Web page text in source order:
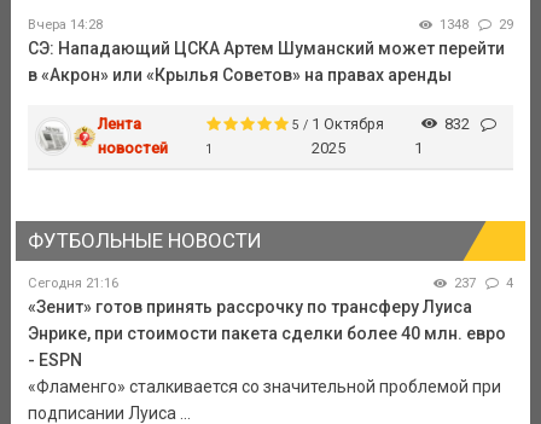
Вчера 14:28 1348 29
СЭ: Нападающий ЦСКА Артем Шуманский может перейти
в «Акрон» или «Крылья Советов» на правах аренды
Лента
новостей
5 /
1
1 Октября
2025
832
1
ФУТБОЛЬНЫЕ НОВОСТИ
Сегодня 21:16 237 4
«Зенит» готов принять рассрочку по трансферу Луиса
Энрике, при стоимости пакета сделки более 40 млн. евро
- ESPN
«Фламенго» сталкивается со значительной проблемой при
подписании Луиса ...